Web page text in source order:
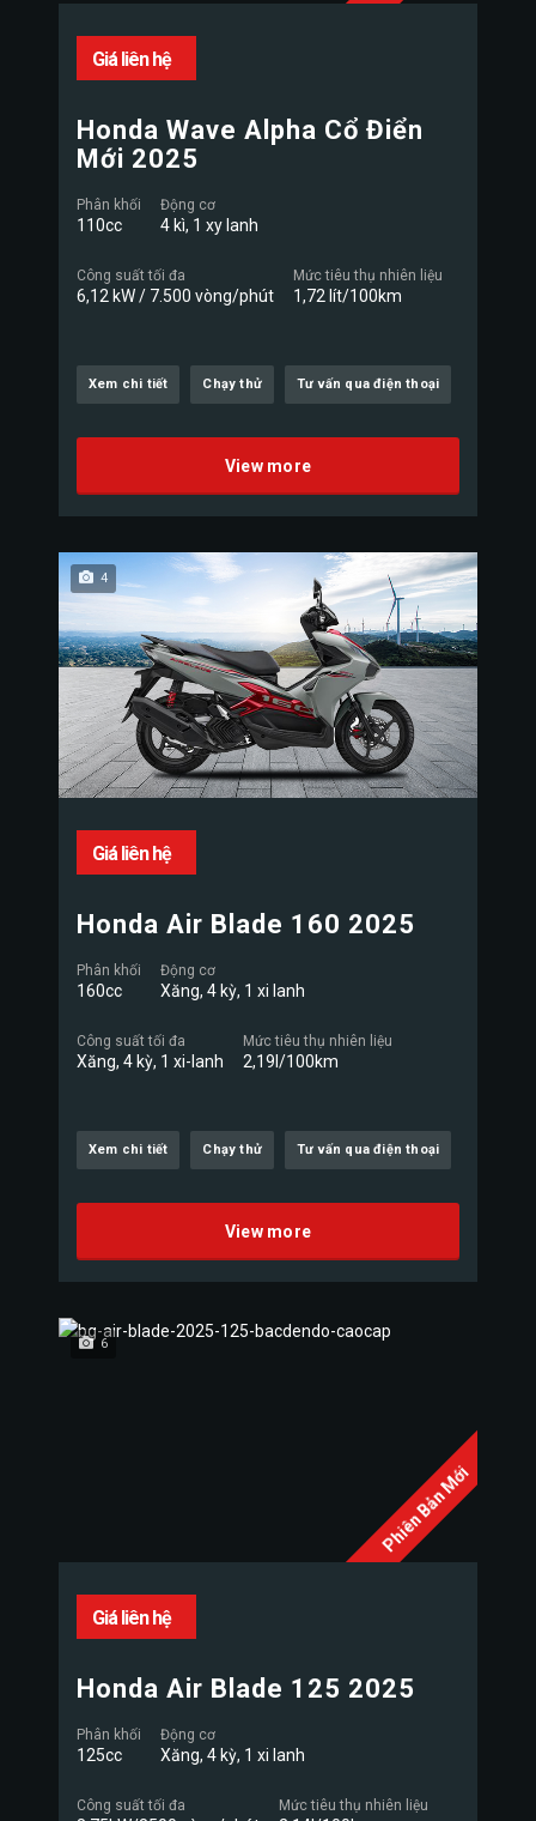
Giá liên hệ
Honda Wave Alpha Cổ Điển
Mới 2025
Phân khối
110cc
Động cơ
4 kì, 1 xy lanh
Công suất tối đa
6,12 kW / 7.500 vòng/phút
Mức tiêu thụ nhiên liệu
1,72 lít/100km
Xem chi tiết Chạy thử Tư vấn qua điện thoại
View more
4
Giá liên hệ
Honda Air Blade 160 2025
Phân khối
160cc
Động cơ
Xăng, 4 kỳ, 1 xi lanh
Công suất tối đa
Xăng, 4 kỳ, 1 xi-lanh
Mức tiêu thụ nhiên liệu
2,19l/100km
Xem chi tiết Chạy thử Tư vấn qua điện thoại
View more
Phiên Bản Mới
6
Giá liên hệ
Honda Air Blade 125 2025
Phân khối
125cc
Động cơ
Xăng, 4 kỳ, 1 xi lanh
Công suất tối đa Mức tiêu thụ nhiên liệu